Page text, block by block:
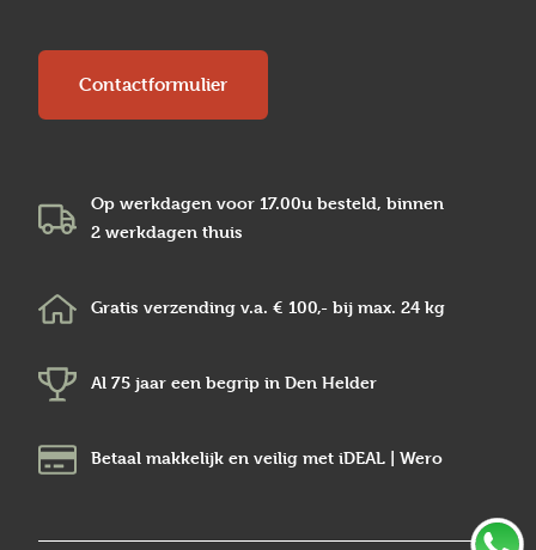
Contactformulier
Op werkdagen voor 17.00u besteld, binnen
2 werkdagen thuis
Gratis verzending v.a. € 100,- bij max. 24 kg
Al 75 jaar een begrip in Den Helder
Betaal makkelijk en veilig met iDEAL | Wero